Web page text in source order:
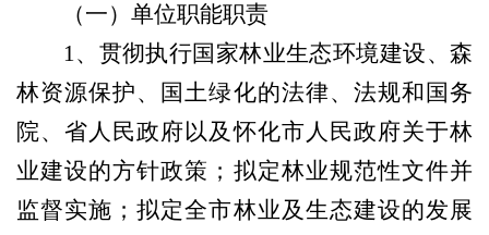
（一）单位职能职责
1、贯彻执行国家林业生态环境建设、森
林资源保护、国土绿化的法律、法规和国务
院、省人民政府以及怀化市人民政府关于林
业建设的方针政策；拟定林业规范性文件并
监督实施；拟定全市林业及生态建设的发展